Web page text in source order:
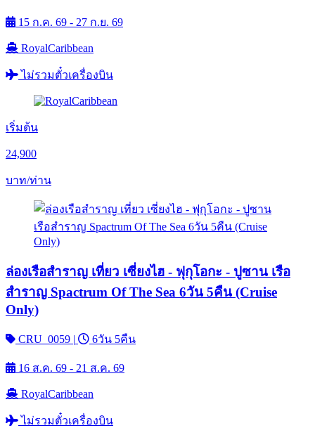
15 ก.ค. 69 - 27 ก.ย. 69
RoyalCaribbean
ไม่รวมตั๋วเครื่องบิน
เริ่มต้น
24,900
บาท/ท่าน
ล่องเรือสำราญ เที่ยว เซี่ยงไฮ - ฟุกุโอกะ - ปูซาน เรือ
สำราญ Spactrum Of The Sea 6วัน 5คืน (Cruise
Only)
CRU_0059 | 6วัน 5คืน
16 ส.ค. 69 - 21 ส.ค. 69
RoyalCaribbean
ไม่รวมตั๋วเครื่องบิน